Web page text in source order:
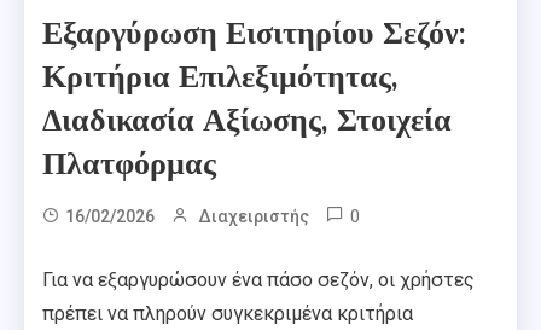
Εξαργύρωση Εισιτηρίου Σεζόν:
Κριτήρια Επιλεξιμότητας,
Διαδικασία Αξίωσης, Στοιχεία
Πλατφόρμας
16/02/2026 Διαχειριστής 0
Για να εξαργυρώσουν ένα πάσο σεζόν, οι χρήστες
πρέπει να πληρούν συγκεκριμένα κριτήρια